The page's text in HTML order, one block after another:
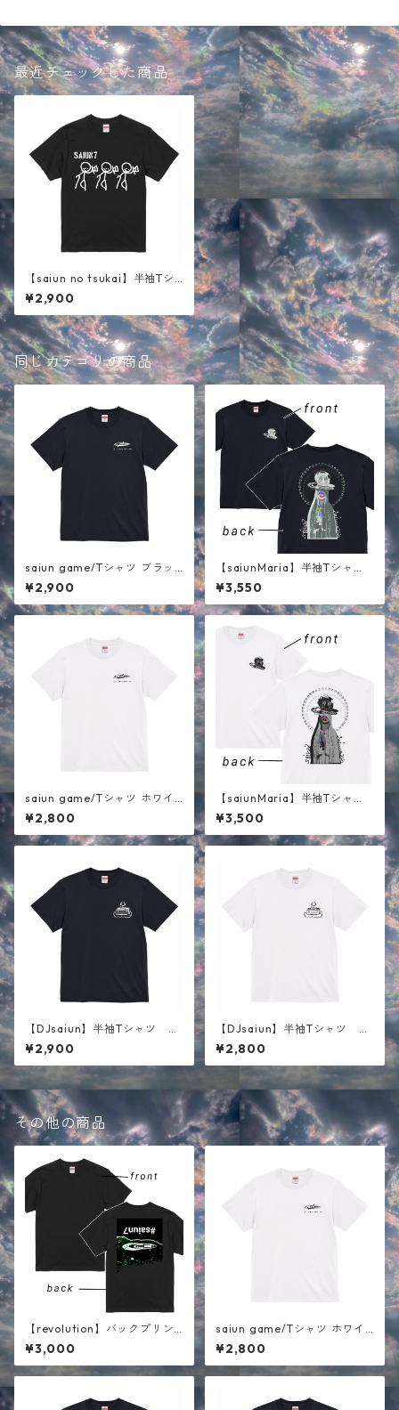
最近チェックした商品
【saiun no tsukai】半袖Tシ
ャツ ブラック
¥2,900
同じカテゴリの商品
saiun game/Tシャツ ブラッ
ク
¥2,900
【saiunMaria】半袖Tシャ
ツ ブラック
¥3,550
saiun game/Tシャツ ホワイ
ト
¥2,800
【saiunMaria】半袖Tシャ
ツ ホワイト
¥3,500
【DJsaiun】半袖Tシャツ ブ
ラック
¥2,900
【DJsaiun】半袖Tシャツ ホ
ワイト
¥2,800
その他の商品
【revolution】バックプリン
ト半袖Tシャツ ブラック
¥3,000
saiun game/Tシャツ ホワイ
ト
¥2,800